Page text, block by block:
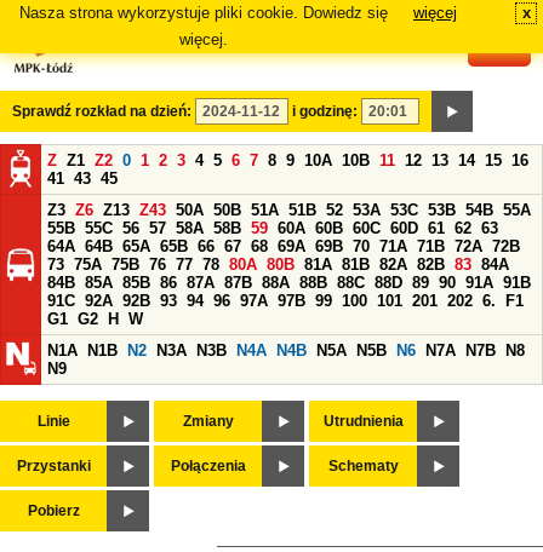
Nasza strona wykorzystuje pliki cookie. Dowiedz się
więcej.
więcej x
Sprawdź rozkład na dzień: i godzinę:
Z Z1 Z2 0 1 2 3 4 5 6 7 8 9 10A 10B 11 12 13 14 15 16
41 43 45
Z3 Z6 Z13 Z43 50A 50B 51A 51B 52 53A 53C 53B 54B 55A
55B 55C 56 57 58A 58B 59 60A 60B 60C 60D 61 62 63
64A 64B 65A 65B 66 67 68 69A 69B 70 71A 71B 72A 72B
73 75A 75B 76 77 78 80A 80B 81A 81B 82A 82B 83 84A
84B 85A 85B 86 87A 87B 88A 88B 88C 88D 89 90 91A 91B
91C 92A 92B 93 94 96 97A 97B 99 100 101 201 202 6.
F1
G1 G2 H
W
N1A
N1B N2 N3A N3B N4A N4B N5A N5B N6 N7A N7B
N8
N9
Linie Zmiany Utrudnienia
Przystanki Połączenia Schematy
Pobierz